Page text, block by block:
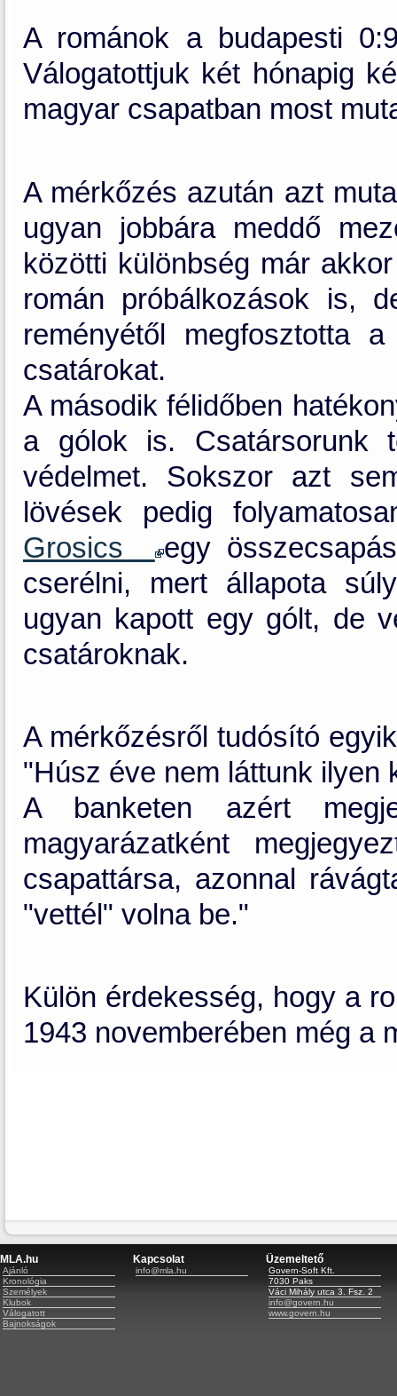
A románok a budapesti
Válogatottjuk két hónapig
magyar csapatban most
A mérkőzés azután azt
ugyan jobbára meddő
közötti különbség már
román próbálkozások is,
reményétől megfosztotta
csatárokat.
A második félidőben
a gólok is. Csatársorunk
védelmet. Sokszor azt
lövések pedig
Grosics
egy
cserélni, mert állapota
ugyan kapott egy gólt, de
csatároknak.
A mérkőzésről tudósító
"Húsz éve nem láttunk ilyen
A banketen azért
magyarázatként
csapattársa, azonnal
"vettél" volna be."
Külön érdekesség, hogy a
1943 novemberében még a
MLA.hu
Ajánló
Kronológia
Személyek
Klubok
Válogatott
Bajnokságok
Kapcsolat
info@mla.hu
Üzemeltető
Govern-Soft Kft.
7030 Paks
Váci Mihály utca 3. Fsz. 2
info@govern.hu
www.govern.hu